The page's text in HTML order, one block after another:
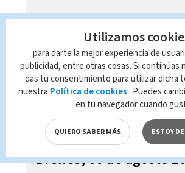
Telediario En Directo
Brenes, 06 de agosto
Utilizamos
para darte la mejor experiencia de
publicidad, entre otras cosas. Si continúas
das tu consentimiento para utilizar dicha
nuestra Política de cookies . Puedes
en tu navegador cuando
QUIERO SABER MÁS ESTOY